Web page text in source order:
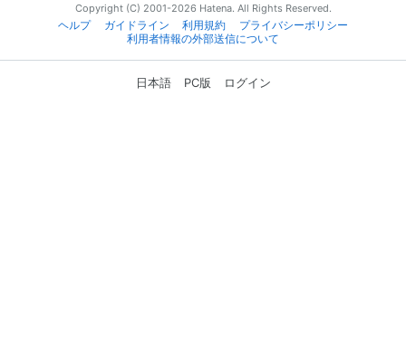
Copyright (C) 2001-2026 Hatena. All Rights Reserved.
ヘルプ
ガイドライン 利用規約
プライバシーポリシー
利用者情報の外部送信について
日本語 PC版 ログイン